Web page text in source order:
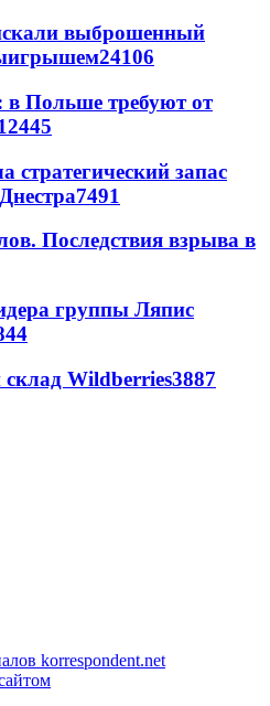
выброшенный
24106
в Польше требуют от
стратегический запас
7491
Последствия взрыва в
группы Ляпис
Wildberries3887
korrespondent.net